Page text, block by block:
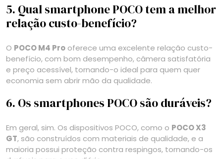
5. Qual smartphone POCO tem a melhor
relação custo-benefício?
O POCO M4 Pro oferece uma excelente relação custo-
benefício, com bom desempenho, câmera satisfatória
e preço acessível, tornando-o ideal para quem quer
economia sem abrir mão da qualidade.
6. Os smartphones POCO são duráveis?
Em geral, sim. Os dispositivos POCO, como o POCO X3
GT, são construídos com materiais de qualidade, e a
maioria possui proteção contra respingos, tornando-os